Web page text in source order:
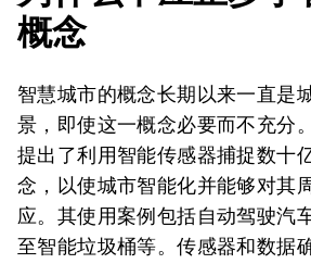
概念
智慧城市的概念长期以来一直是
景，即使这一概念必要而不充分
提出了利用智能传感器捕捉数十
念，以使城市智能化并能够对其
应。其使用案例包括自动驾驶汽
至智能垃圾桶等。传感器和数据